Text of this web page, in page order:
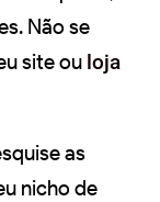
Não se
site ou loja
as
nicho de